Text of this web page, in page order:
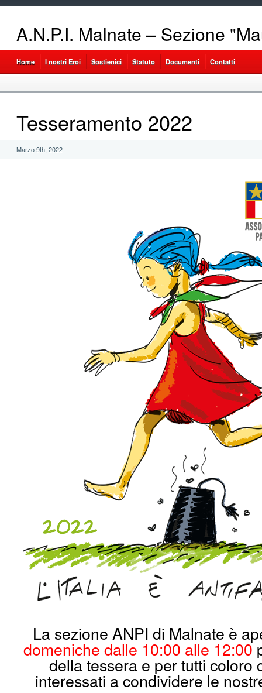
A.N.P.I. Malnate – Sezione
Home I nostri Eroi Sostienici Statuto Documenti Contatti
Tesseramento 2022
Marzo 9th, 2022
La sezione ANPI di Malnate è
domeniche dalle 10:00 alle 12:00
della tessera e per tutti coloro
interessati a condividere le